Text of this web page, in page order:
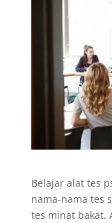
Belajar alat tes
nama-nama tes
tes minat bakat.